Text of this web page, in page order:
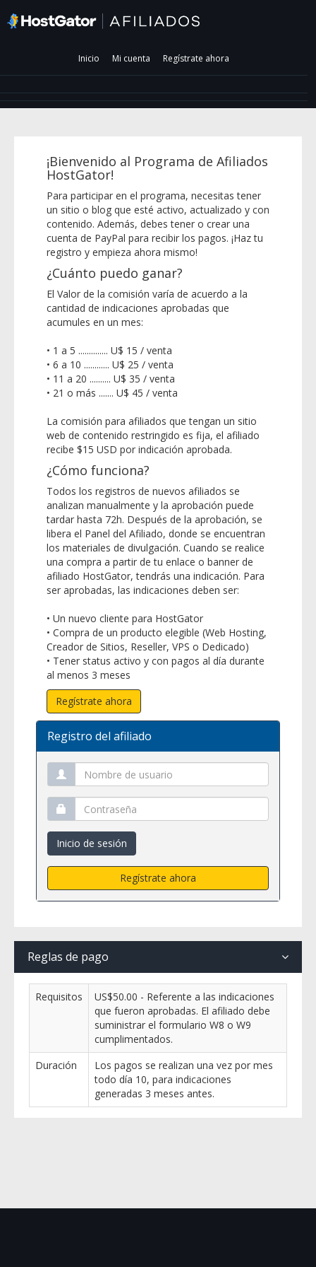
Inicio Mi cuenta Regístrate ahora
¡Bienvenido al Programa de Afiliados
HostGator!
Para participar en el programa, necesitas tener
un sitio o blog que esté activo, actualizado y con
contenido. Además, debes tener o crear una
cuenta de PayPal para recibir los pagos. ¡Haz tu
registro y empieza ahora mismo!
¿Cuánto puedo ganar?
El Valor de la comisión varía de acuerdo a la
cantidad de indicaciones aprobadas que
acumules en un mes:
• 1 a 5 .............. U$ 15 / venta
• 6 a 10 ............ U$ 25 / venta
• 11 a 20 .......... U$ 35 / venta
• 21 o más ....... U$ 45 / venta
La comisión para afiliados que tengan un sitio
web de contenido restringido es fija, el afiliado
recibe $15 USD por indicación aprobada.
¿Cómo funciona?
Todos los registros de nuevos afiliados se
analizan manualmente y la aprobación puede
tardar hasta 72h. Después de la aprobación, se
libera el Panel del Afiliado, donde se encuentran
los materiales de divulgación. Cuando se realice
una compra a partir de tu enlace o banner de
afiliado HostGator, tendrás una indicación. Para
ser aprobadas, las indicaciones deben ser:
• Un nuevo cliente para HostGator
• Compra de un producto elegible (Web Hosting,
Creador de Sitios, Reseller, VPS o Dedicado)
• Tener status activo y con pagos al día durante
al menos 3 meses
Regístrate ahora
Registro del afiliado
Inicio de sesión
Regístrate ahora
Reglas de pago
Requisitos
US$50.00 - Referente a las indicaciones
que fueron aprobadas. El afiliado debe
suministrar el formulario W8 o W9
cumplimentados.
Duración
Los pagos se realizan una vez por mes
todo día 10, para indicaciones
generadas 3 meses antes.